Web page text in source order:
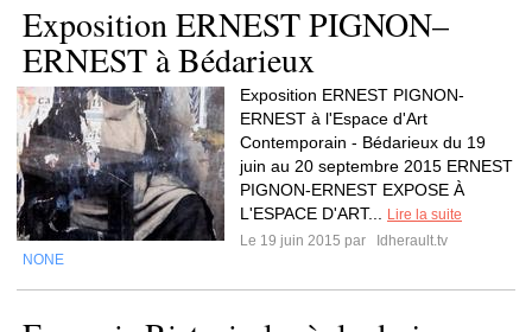
Exposition ERNEST PIGNON–
ERNEST à Bédarieux
Exposition ERNEST PIGNON-
ERNEST à l'Espace d'Art
Contemporain - Bédarieux du 19
juin au 20 septembre 2015 ERNEST
PIGNON-ERNEST EXPOSE À
L'ESPACE D'ART...
Lire la suite
Le 19 juin 2015 par
Idherault.tv
NONE